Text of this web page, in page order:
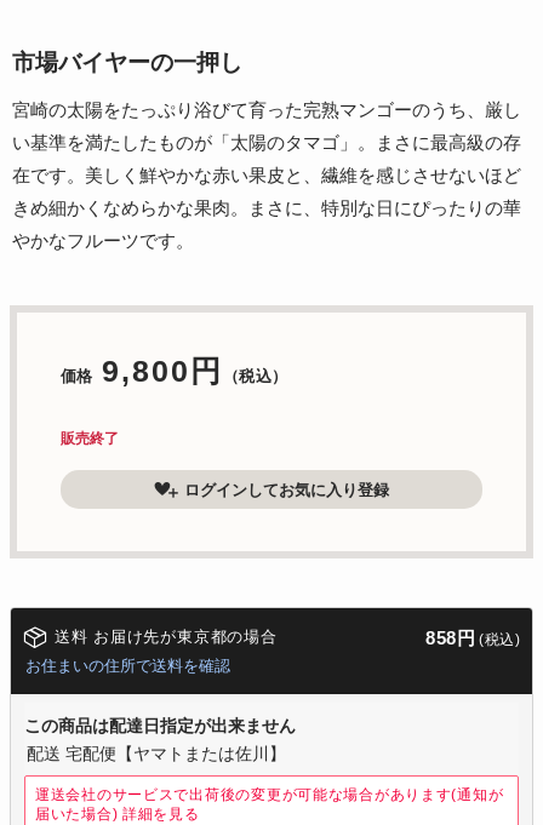
市場バイヤーの一押し
宮崎の太陽をたっぷり浴びて育った完熟マンゴーのうち、厳し
い基準を満たしたものが「太陽のタマゴ」。まさに最高級の存
在です。美しく鮮やかな赤い果皮と、繊維を感じさせないほど
きめ細かくなめらかな果肉。まさに、特別な日にぴったりの華
やかなフルーツです。
価格 9,800円 （税込）
販売終了
ログインしてお気に入り登録
送料 お届け先が東京都の場合 858円 (税込)
お住まいの住所で送料を確認
この商品は配達日指定が出来ません
配送 宅配便【ヤマトまたは佐川】
運送会社のサービスで出荷後の変更が可能な場合があります(通知が
届いた場合) 詳細を見る